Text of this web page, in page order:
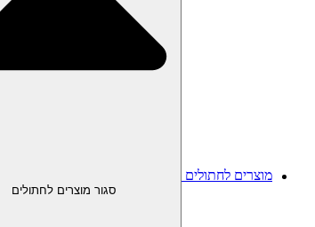
מוצרים לחתולים
סגור מוצרים לחתולים